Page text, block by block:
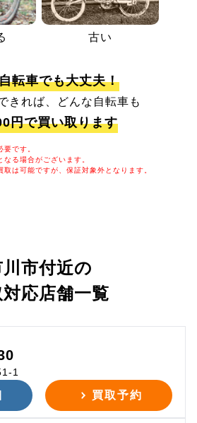
古い
転車でも大丈夫！
きれば、どんな自転車も
円で買い取ります
です。
る場合がございます。
は可能ですが、保証対象外となります。
市付近の
対応店舗一覧
1
買取予約